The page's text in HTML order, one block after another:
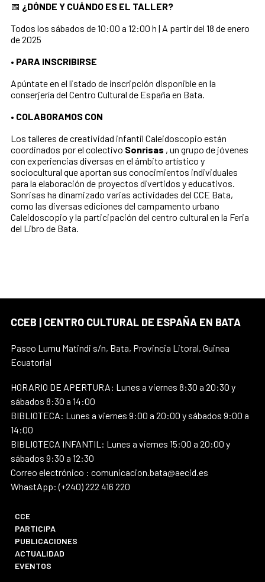
📅 ¿DÓNDE Y CUÁNDO ES EL TALLER?
Todos los sábados de 10:00 a 12:00 h | A partir del 18 de enero
de 2025
• PARA INSCRIBIRSE
Apúntate en el listado de inscripción disponible en la
conserjería del Centro Cultural de España en Bata.
• COLABORAMOS CON
Los talleres de creatividad infantil Caleidoscopio están
coordinados por el colectivo Sonrisas , un grupo de jóvenes
con experiencias diversas en el ámbito artístico y
sociocultural que aportan sus conocimientos individuales
para la elaboración de proyectos divertidos y educativos.
Sonrisas ha dinamizado varias actividades del CCE Bata,
como las diversas ediciones del campamento urbano
Caleidoscopio y la participación del centro cultural en la Feria
del Libro de Bata.
CCEB | CENTRO CULTURAL DE ESPAÑA EN BATA
Paseo Lumu Matindi s/n, Bata, Provincia Litoral, Guinea
Ecuatorial
HORARIO DE APERTURA: Lunes a viernes 8:30 a 20:30 y
sábados 8:30 a 14:00
BIBLIOTECA: Lunes a viernes 9:00 a 20:00 y sábados 9:00 a
14:00
BIBLIOTECA INFANTIL: Lunes a viernes 15:00 a 20:00 y
sábados 9:30 a 12:30
Correo electrónico : comunicacion.bata@aecid.es
WhastApp: (+240) 222 416 220
CCE
PARTICIPA
PUBLICACIONES
ACTUALIDAD
EVENTOS